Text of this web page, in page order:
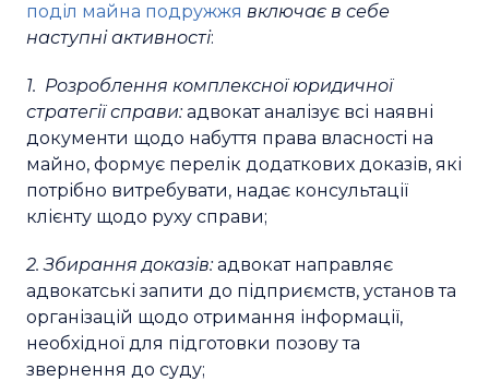
поділ майна подружжя включає в себе
наступні активності:
1. Розроблення комплексної юридичної
стратегії справи:адвокат аналізує всі наявні
документи щодо набуття права власності на
майно, формує перелік додаткових доказів, які
потрібно витребувати, надає консультації
клієнту щодо руху справи;
2. Збирання доказів:адвокат направляє
адвокатські запити до підприємств, установ та
організацій щодо отримання інформації,
необхідної для підготовки позову та
звернення до суду;